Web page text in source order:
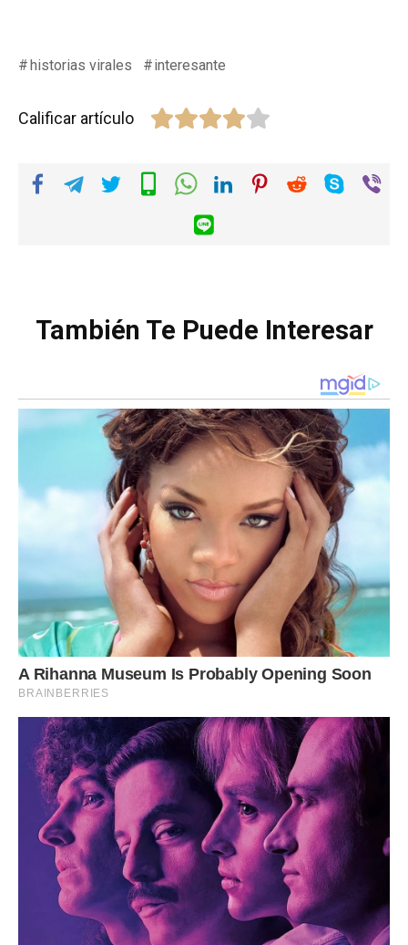
historias virales interesante
Calificar artículo
También Te Puede Interesar